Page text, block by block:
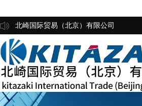
北崎国际贸易（北京）有限公司